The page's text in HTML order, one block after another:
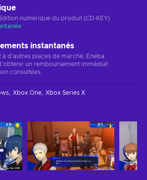
numérique du produit (CD-KEY)
instantanés
à d'autres places de marché, Eneba
un remboursement immédiat
consultées.
Xbox One Xbox Series X